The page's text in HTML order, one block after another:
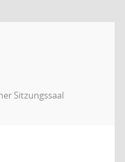
Sitzungssaal